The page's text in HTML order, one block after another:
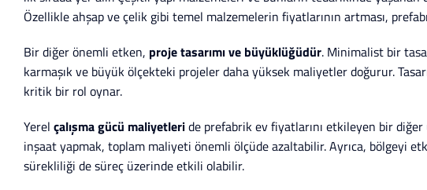
Özellikle ahşap ve çelik gibi temel malzemelerin fiyatlarının artması,
Bir diğer önemli etken, proje tasarımı ve büyüklüğüdür. Minimalist bir
karmaşık ve büyük ölçekteki projeler daha yüksek maliyetler doğurur.
kritik bir rol oynar.
Yerel çalışma gücü maliyetleride prefabrik ev fiyatlarını etkileyen bir
inşaat yapmak, toplam maliyeti önemli ölçüde azaltabilir. Ayrıca, bölgeyi
sürekliliği de süreç üzerinde etkili olabilir.